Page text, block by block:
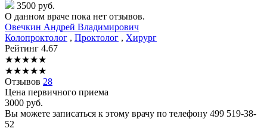
3500 руб.
О данном враче пока нет отзывов.
Овечкин Андрей Владимирович
Колопроктолог , Проктолог , Хирург
Рейтинг 4.67
★★★★★
★★★★★
Отзывов 28
Цена первичного приема
3000 руб.
Вы можете записаться к этому врачу по телефону 499 519-38-
52